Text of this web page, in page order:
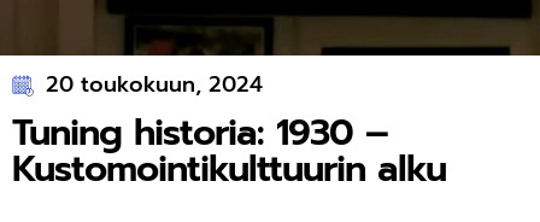
20 toukokuun, 2024
Tuning historia: 1930 –
Kustomointikulttuurin alku